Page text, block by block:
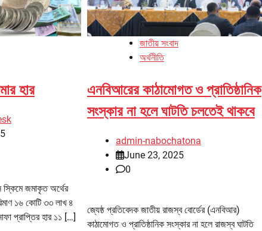
হার
জমাকৃত অর্থের
১৬ কোটি ৩৩ লাখ ৪
প্রাপ্তির হার ১১ […]
জাতীয় সংবাদ
অর্থনীতি
এনবিআরের কাঠামোগত ও প্রাতিষ্ঠানিক
সংস্কার না হলে ঘাটতি চলতেই থাকবে
admin-nabochatona
June 23, 2025
0
জ্যেষ্ঠ প্রতিবেদক জাতীয় রাজস্ব বোর্ডের (এনবিআর)
কাঠামোগত ও প্রাতিষ্ঠানিক সংস্কার না হলে রাজস্ব ঘাটতি